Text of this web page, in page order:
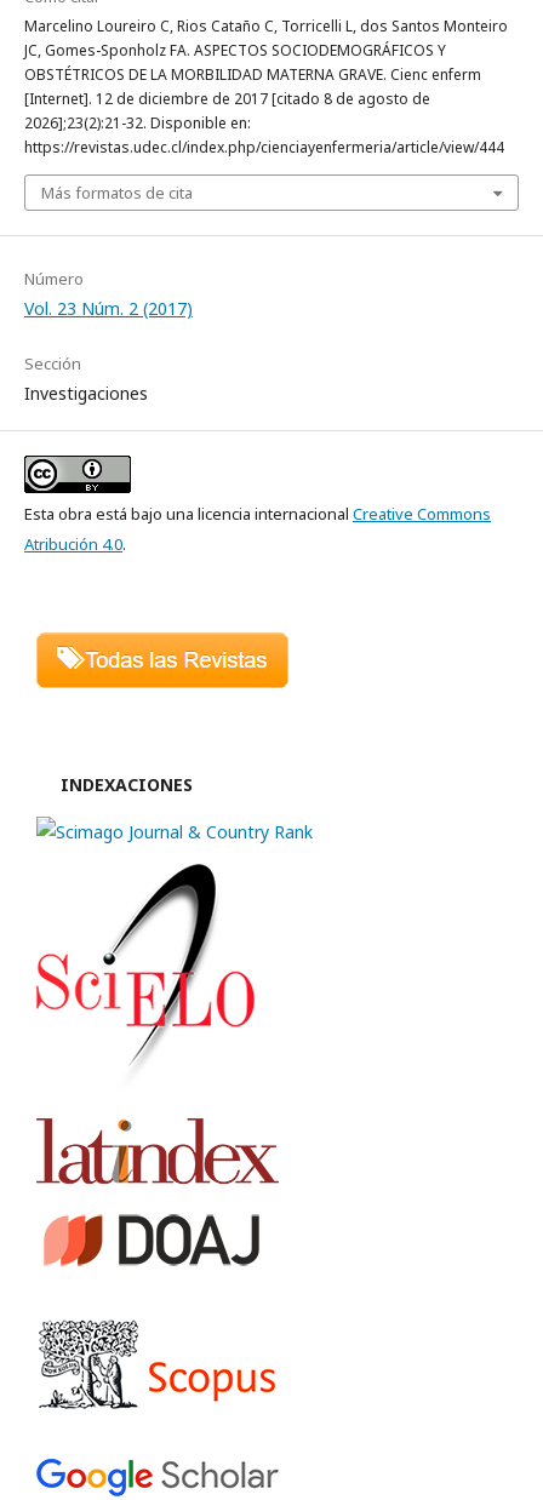
Marcelino Loureiro C, Rios Cataño C, Torricelli L, dos Santos Monteiro
JC, Gomes-Sponholz FA. ASPECTOS SOCIODEMOGRÁFICOS Y
OBSTÉTRICOS DE LA MORBILIDAD MATERNA GRAVE. Cienc enferm
[Internet]. 12 de diciembre de 2017 [citado 8 de agosto de
2026];23(2):21-32. Disponible en:
https://revistas.udec.cl/index.php/cienciayenfermeria/article/view/444
Más formatos de cita
Número
Vol. 23 Núm. 2 (2017)
Sección
Investigaciones
Esta obra está bajo una licencia internacional Creative Commons
Atribución 4.0.
INDEXACIONES